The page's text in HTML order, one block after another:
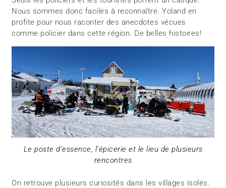
Nous sommes donc faciles à reconnaître. Yoland en
profite pour nous raconter des anecdotes vécues
comme policier dans cette région. De belles histoires!
Le poste d’essence, l’épicerie et le lieu de plusieurs
rencontres
On retrouve plusieurs curiosités dans les villages isolés.